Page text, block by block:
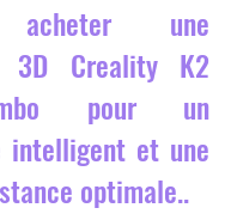
acheter une
3D Creality K2
pour un
intelligent et une
optimale..